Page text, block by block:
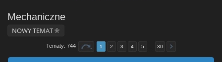
Mechaniczne
NOWY TEMAT
Tematy: 744 1 2 3 4 5 30